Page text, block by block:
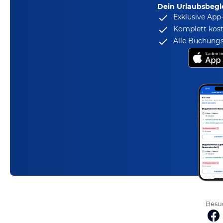
Dein
Exklusive
Komplett
Alle